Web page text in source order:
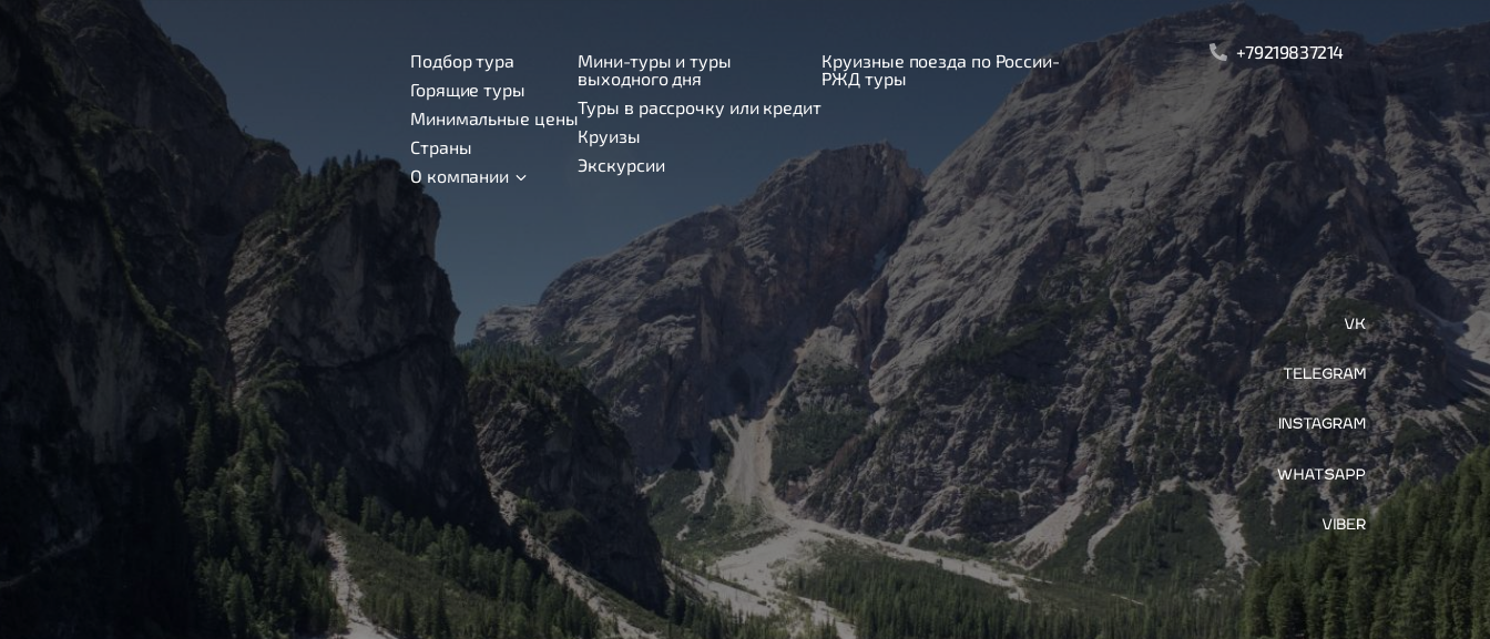
Подбор тура
Горящие туры
Минимальные цены
Страны
О компании
Мини-туры и туры
выходного дня
Туры в рассрочку или кредит
Круизы
Экскурсии
Круизные поезда по России-
РЖД туры
+79219837214